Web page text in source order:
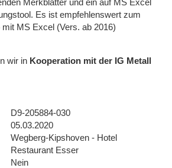
Es ist empfehlenswert zum
MS Excel (Vers. ab 2016)
wir in Kooperation mit der IG Metall
D9-205884-030
05.03.2020
Wegberg-Kipshoven - Hotel
Restaurant Esser
Nein